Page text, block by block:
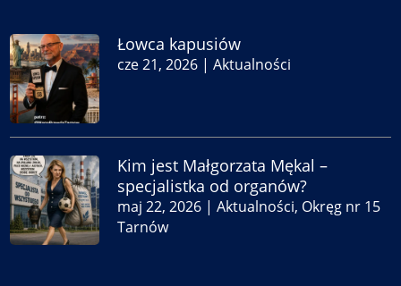
Łowca kapusiów
cze 21, 2026 |Aktualności
Kim jest Małgorzata Mękal –
specjalistka od organów?
maj 22, 2026 |Aktualności, Okręg nr 15
Tarnów